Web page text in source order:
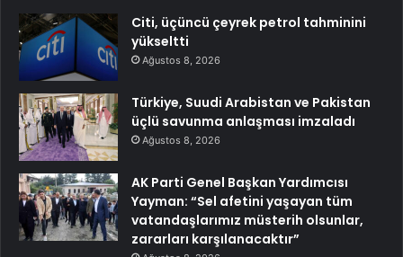
Citi, üçüncü çeyrek petrol tahminini
yükseltti
Ağustos 8, 2026
Türkiye, Suudi Arabistan ve Pakistan
üçlü savunma anlaşması imzaladı
Ağustos 8, 2026
AK Parti Genel Başkan Yardımcısı
Yayman: “Sel afetini yaşayan tüm
vatandaşlarımız müsterih olsunlar,
zararları karşılanacaktır”